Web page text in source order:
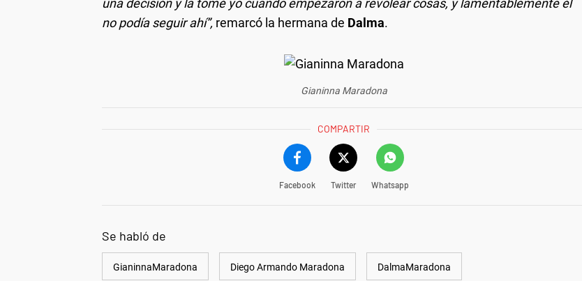
una decisión y la tomé yo cuando empezaron a revolear cosas, y lamentablemente él
no podía seguir ahí”, remarcó la hermana de Dalma.
Gianinna Maradona
COMPARTIR
Facebook Twitter Whatsapp
Se habló de
GianinnaMaradona Diego Armando Maradona DalmaMaradona